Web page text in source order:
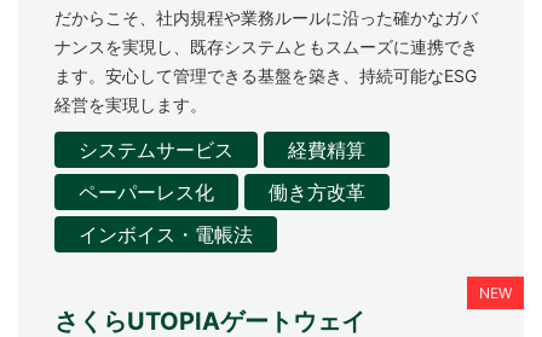
だからこそ、社内規程や業務ルールに沿った確かなガバ
ナンスを実現し、既存システムともスムーズに連携でき
ます。安心して管理できる基盤を築き、持続可能なESG
経営を実現します。
システムサービス
経費精算
ペーパーレス化
働き方改革
インボイス・電帳法
さくらUTOPIAゲートウェイ